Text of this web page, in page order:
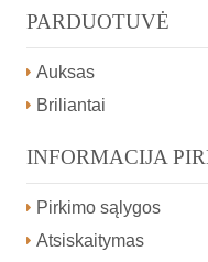
PARDUOTUVĖ
Auksas
Briliantai
INFORMACIJA
Pirkimo sąlygos
Atsiskaitymas